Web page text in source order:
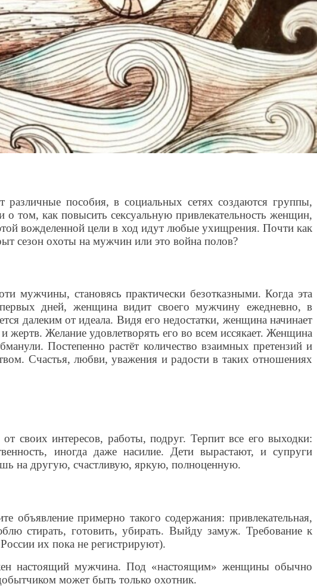
пособия, в социальных сетях создаются группы,
том, как повысить сексуальную привлекательность женщин,
вожделенной цели в ход идут любые ухищрения. Почти как
сезон охоты на мужчин или это война полов?
мужчины, становясь практически безотказными. Когда эта
первых дней, женщина видит своего мужчину ежедневно, в
далеким от идеала. Видя его недостатки, женщина начинает
жертв. Желание удовлетворять его во всем иссякает. Женщина
Постепенно растёт количество взаимных претензий и
Счастья, любви, уважения и радости в таких отношениях
своих интересов, работы, подруг. Терпит все его выходки:
иногда даже насилие. Дети вырастают, и супруги
на другую, счастливую, яркую, полноценную.
примерно такого содержания: привлекательная,
стирать, готовить, убирать. Выйду замуж. Требование к
их пока не регистрируют).
настоящий мужчина. Под «настоящим» женщины обычно
может быть только охотник.